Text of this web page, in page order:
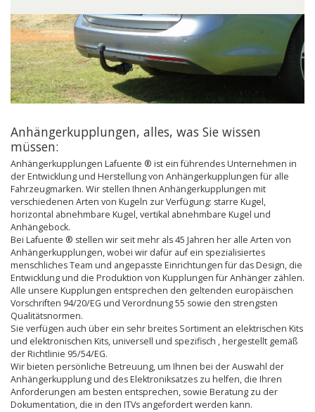
Anhängerkupplungen, alles, was Sie wissen
müssen:
Anhängerkupplungen Lafuente ® ist ein führendes Unternehmen in
der Entwicklung und Herstellung von Anhängerkupplungen für alle
Fahrzeugmarken. Wir stellen Ihnen Anhängerkupplungen mit
verschiedenen Arten von Kugeln zur Verfügung: starre Kugel,
horizontal abnehmbare Kugel, vertikal abnehmbare Kugel und
Anhängebock.
Bei Lafuente ® stellen wir seit mehr als 45 Jahren her alle Arten von
Anhängerkupplungen, wobei wir dafür auf ein spezialisiertes
menschliches Team und angepasste Einrichtungen für das Design, die
Entwicklung und die Produktion von Kupplungen für Anhänger zählen.
Alle unsere Kupplungen entsprechen den geltenden europäischen
Vorschriften 94/20/EG und Verordnung 55 sowie den strengsten
Qualitätsnormen.
Sie verfügen auch über ein sehr breites Sortiment an elektrischen Kits
und elektronischen Kits, universell und spezifisch , hergestellt gemäß
der Richtlinie 95/54/EG.
Wir bieten persönliche Betreuung, um Ihnen bei der Auswahl der
Anhängerkupplung und des Elektroniksatzes zu helfen, die Ihren
Anforderungen am besten entsprechen, sowie Beratung zu der
Dokumentation, die in den ITVs angefordert werden kann.